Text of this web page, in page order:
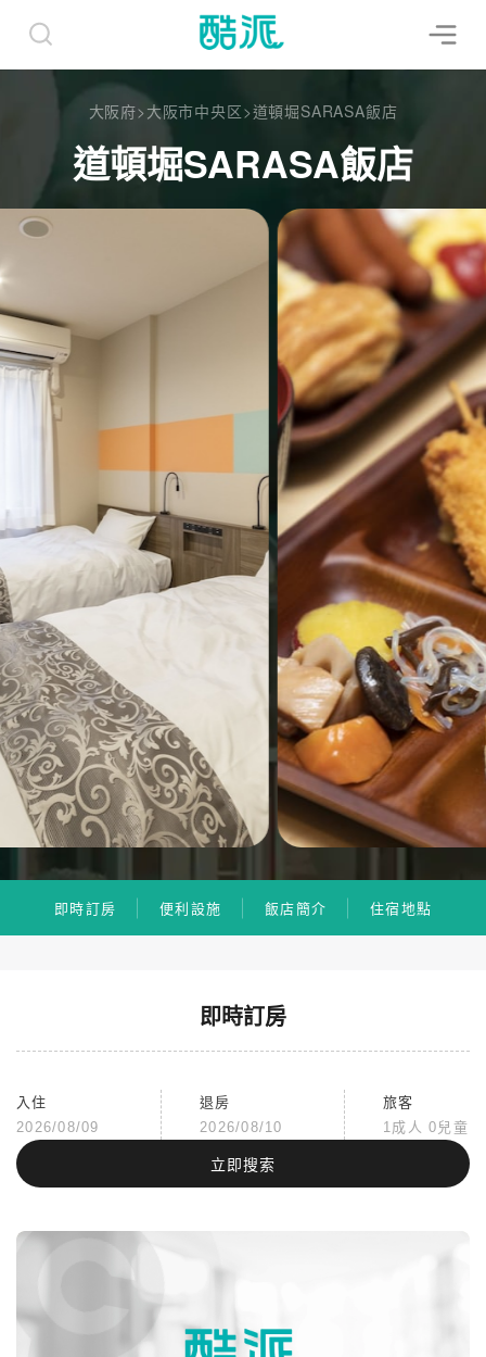
大阪府>大阪市中央区>道頓堀SARASA飯店
道頓堀SARASA飯店
即時訂房 便利設施 飯店簡介 住宿地點
即時訂房
入住
2026/08/09
退房
2026/08/10
旅客
1成人 0兒童
立即搜索